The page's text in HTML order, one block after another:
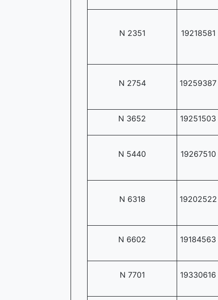
N 2351 19218581
N 2754 19259387
N 3652 19251503
N 5440 19267510
N 6318 19202522
N 6602 19184563
N 7701 19330616